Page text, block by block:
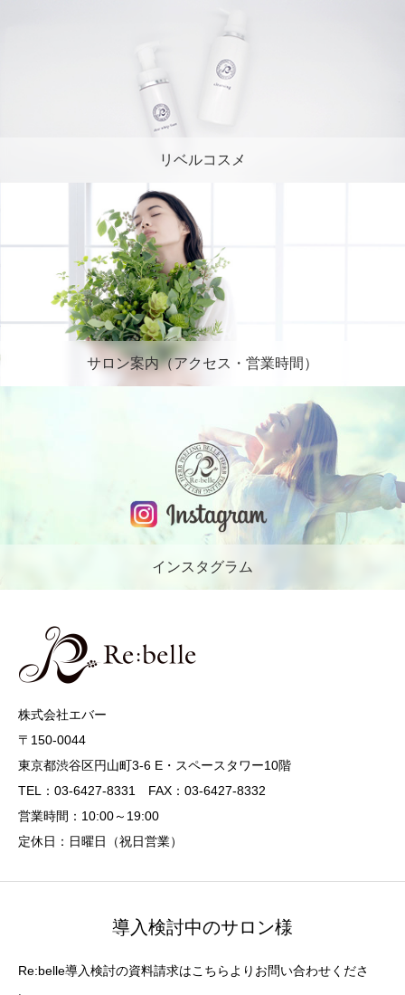
リベルコスメ
サロン案内（アクセス・営業時間）
インスタグラム
株式会社エバー
〒150-0044
東京都渋谷区円山町3-6 E・スペースタワー10階
TEL：03-6427-8331 FAX：03-6427-8332
営業時間：10:00～19:00
定休日：日曜日（祝日営業）
導入検討中のサロン様
Re:belle導入検討の資料請求はこちらよりお問い合わせくださ